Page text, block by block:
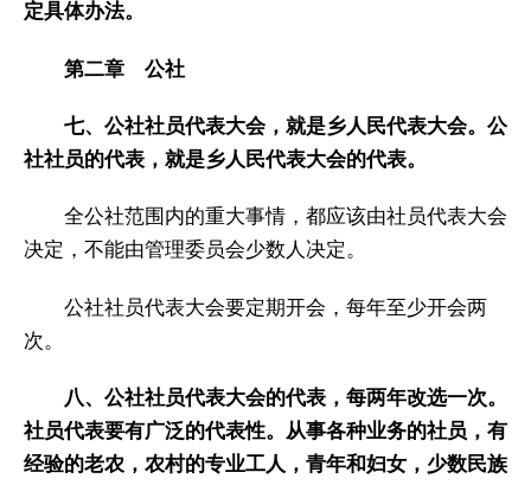
定具体办法。
第二章 公社
七、公社社员代表大会，就是乡人民代表大会。公
社社员的代表，就是乡人民代表大会的代表。
全公社范围内的重大事情，都应该由社员代表大会
决定，不能由管理委员会少数人决定。
公社社员代表大会要定期开会，每年至少开会两
次。
八、公社社员代表大会的代表，每两年改选一次。
社员代表要有广泛的代表性。从事各种业务的社员，有
经验的老农，农村的专业工人，青年和妇女，少数民族